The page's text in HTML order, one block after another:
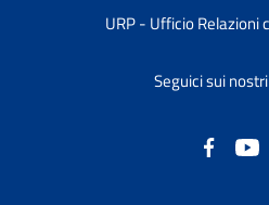
URP - Ufficio Relazioni
Seguici sui